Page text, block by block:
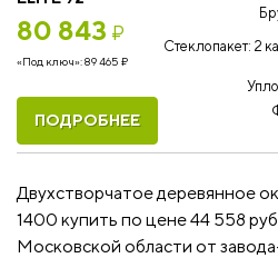
80 843 ₽
«Под ключ»:89 465 ₽
Стеклопакет: 2
ПОДРОБНЕЕ
Двухстворчатое деревянное
1400 купить по цене 44 558
Московской области от